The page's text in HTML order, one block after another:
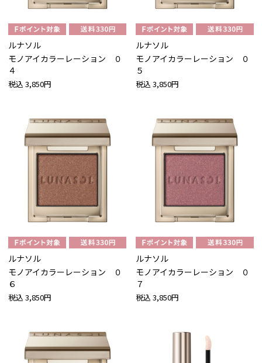
ルナソル
モノアイカラーレーション ０
４
税込 3,850円
ルナソル
モノアイカラーレーション ０
５
税込 3,850円
ルナソル
モノアイカラーレーション ０
６
税込 3,850円
ルナソル
モノアイカラーレーション ０
７
税込 3,850円